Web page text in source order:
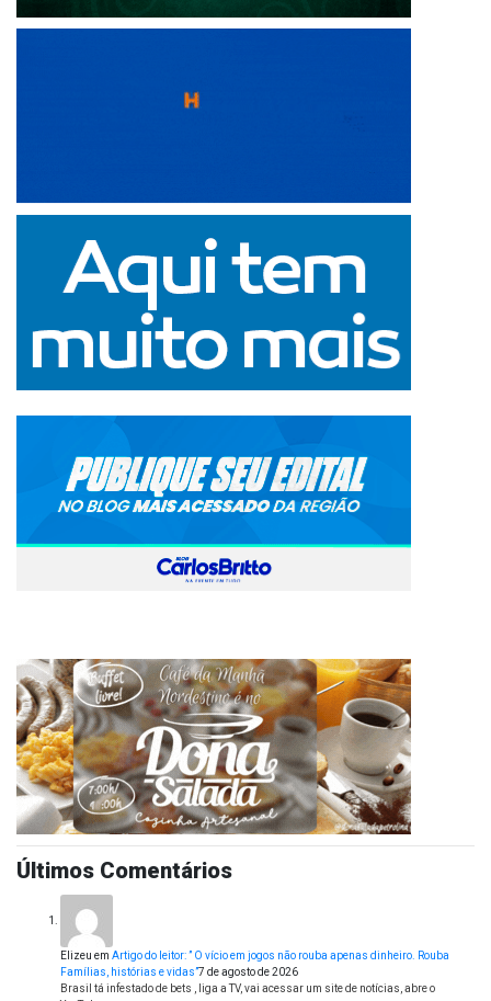
Últimos Comentários
Elizeu em Artigo do leitor: ” O vício em jogos não rouba apenas dinheiro. Rouba
Famílias, histórias e vidas”7 de agosto de 2026
Brasil tá infestado de bets , liga a TV, vai acessar um site de notícias, abre o